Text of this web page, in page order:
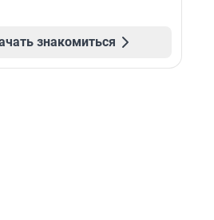
знакомиться